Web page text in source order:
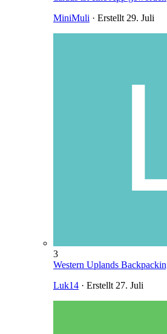
MiniMuli · Erstellt 29. Juli
3
Western Uplands
Luk14 · Erstellt 27. Juli